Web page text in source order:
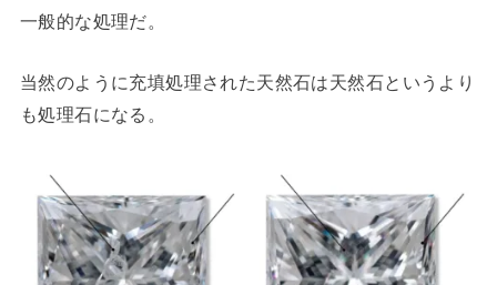
一般的な処理だ。
当然のように充填処理された天然石は天然石というより
も処理石になる。